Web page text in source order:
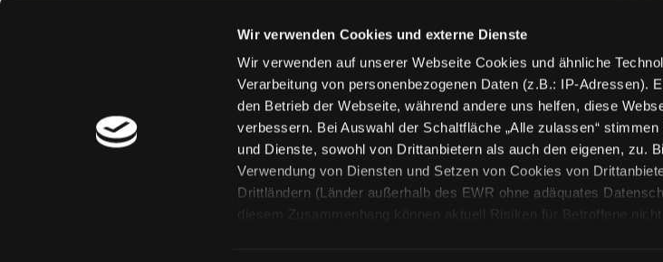
Wir verwenden Cookies und externe Dienste
Wir verwenden auf unserer Webseite Cookies und ähnliche
Verarbeitung von personenbezogenen Daten (z.B.: IP-Adressen).
den Betrieb der Webseite, während andere uns helfen, diese
verbessern. Bei Auswahl der Schaltfläche „Alle zulassen“
und Dienste, sowohl von Drittanbietern als auch den eigenen, zu.
Verwendung von Diensten und Setzen von Cookies von
Drittländern (Länder außerhalb des EWR ohne adäquates
diesem Zusammenhang können aktuell Risiken für Betroffene
[kju:b]
Feedback
Kontakt
Über uns
Jobs
Medienwunsch
FAQs